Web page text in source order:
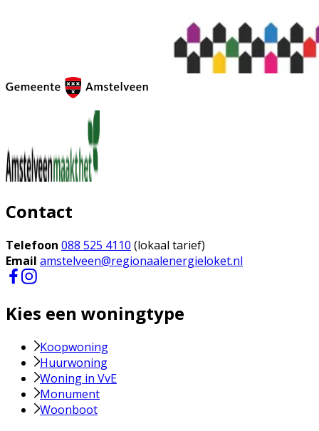
Contact
Telefoon 088 525 4110 (lokaal tarief)
Email amstelveen@regionaalenergieloket.nl
Kies een woningtype
Koopwoning
Huurwoning
Woning in VvE
Monument
Woonboot